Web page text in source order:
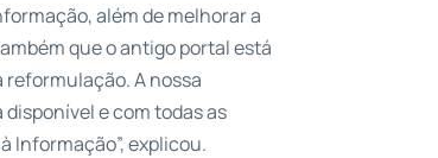
além de melhorar a
que o antigo portal está
A nossa
e com todas as
Informação”, explicou.